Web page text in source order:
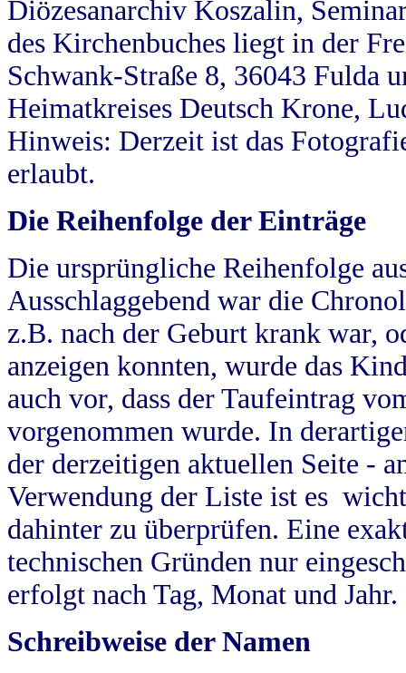
Diözesanarchiv Koszalin,
des Kirchenbuches liegt in der
Schwank-Straße 8, 36043 Fulda
Heimatkreises Deutsch Krone,
Hinweis: Derzeit ist das
erlaubt.
Die Reihenfolge der Einträge
Die ursprüngliche Reihenfolge
Ausschlaggebend war die
z.B. nach der Geburt krank war,
anzeigen konnten, wurde das
auch vor, dass der Taufeintrag
vorgenommen wurde. In
der derzeitigen aktuellen Seite -
Verwendung der Liste ist es
dahinter zu überprüfen. Eine
technischen Gründen nur
erfolgt nach Tag, Monat und Jahr.
Schreibweise der Namen